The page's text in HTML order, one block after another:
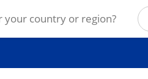
your country or region?